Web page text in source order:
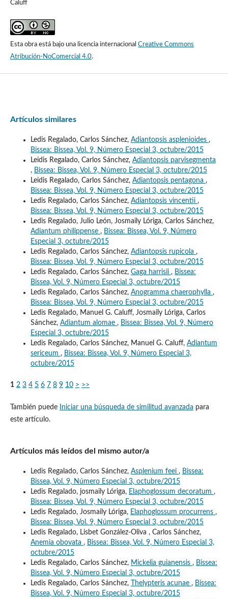
Caluff
Esta obra está bajo una licencia internacional Creative Commons
Atribución-NoComercial 4.0.
Artículos similares
Ledis Regalado, Carlos Sánchez, Adiantopsis asplenioides ,
Bissea: Bissea, Vol. 9, Número Especial 3, octubre/2015
Leidis Regalado, Carlos Sánchez, Adiantopsis parvisegmenta
, Bissea: Bissea, Vol. 9, Número Especial 3, octubre/2015
Leidis Regalado, Carlos Sánchez, Adiantopsis pentagona ,
Bissea: Bissea, Vol. 9, Número Especial 3, octubre/2015
Ledis Regalado, Carlos Sánchez, Adiantopsis vincentii ,
Bissea: Bissea, Vol. 9, Número Especial 3, octubre/2015
Ledis Regalado, Julio León, Josmaily Lóriga, Carlos Sánchez,
Adiantum philippense , Bissea: Bissea, Vol. 9, Número
Especial 3, octubre/2015
Ledis Regalado, Carlos Sánchez, Adiantopsis rupicola ,
Bissea: Bissea, Vol. 9, Número Especial 3, octubre/2015
Ledis Regalado, Carlos Sánchez, Gaga harrisii , Bissea:
Bissea, Vol. 9, Número Especial 3, octubre/2015
Ledis Regalado, Carlos Sánchez, Anogramma chaerophylla ,
Bissea: Bissea, Vol. 9, Número Especial 3, octubre/2015
Ledis Regalado, Manuel G. Caluff, Josmaily Lóriga, Carlos
Sánchez, Adiantum alomae , Bissea: Bissea, Vol. 9, Número
Especial 3, octubre/2015
Ledis Regalado, Carlos Sánchez, Manuel G. Caluff, Adiantum
sericeum , Bissea: Bissea, Vol. 9, Número Especial 3,
octubre/2015
1 2 3 4 5 6 7 8 9 10 > >>
También puede Iniciar una búsqueda de similitud avanzada para
este artículo.
Artículos más leídos del mismo autor/a
Ledis Regalado, Carlos Sánchez, Asplenium feei , Bissea:
Bissea, Vol. 9, Número Especial 3, octubre/2015
Ledis Regalado, josmaily Lóriga, Elaphoglossum decoratum ,
Bissea: Bissea, Vol. 9, Número Especial 3, octubre/2015
Ledis Regalado, Josmaily Lóriga, Elaphoglossum procurrens ,
Bissea: Bissea, Vol. 9, Número Especial 3, octubre/2015
Ledis Regalado, Lisbet González-Oliva , Carlos Sánchez,
Anemia obovata , Bissea: Bissea, Vol. 9, Número Especial 3,
octubre/2015
Ledis Regalado, Carlos Sánchez, Mickelia guianensis , Bissea:
Bissea, Vol. 9, Número Especial 3, octubre/2015
Ledis Regalado, Carlos Sánchez,
Thelypteris acunae , Bissea:
Bissea, Vol. 9, Número Especial 3, octubre/2015